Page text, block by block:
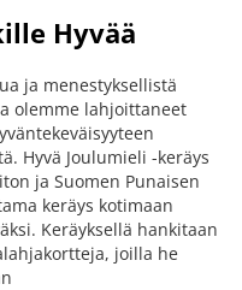
Hyvää
ja menestyksellistä
olemme lahjoittaneet
Hyvä Joulumieli -keräys
ja Suomen Punaisen
keräys kotimaan
Keräyksellä hankitaan
joilla he